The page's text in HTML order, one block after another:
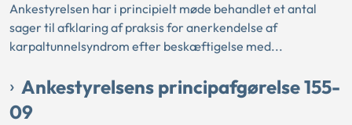
Ankestyrelsen har i principielt møde behandlet et antal
sager til afklaring af praksis for anerkendelse af
karpaltunnelsyndrom efter beskæftigelse med...
Ankestyrelsens principafgørelse 155-
09